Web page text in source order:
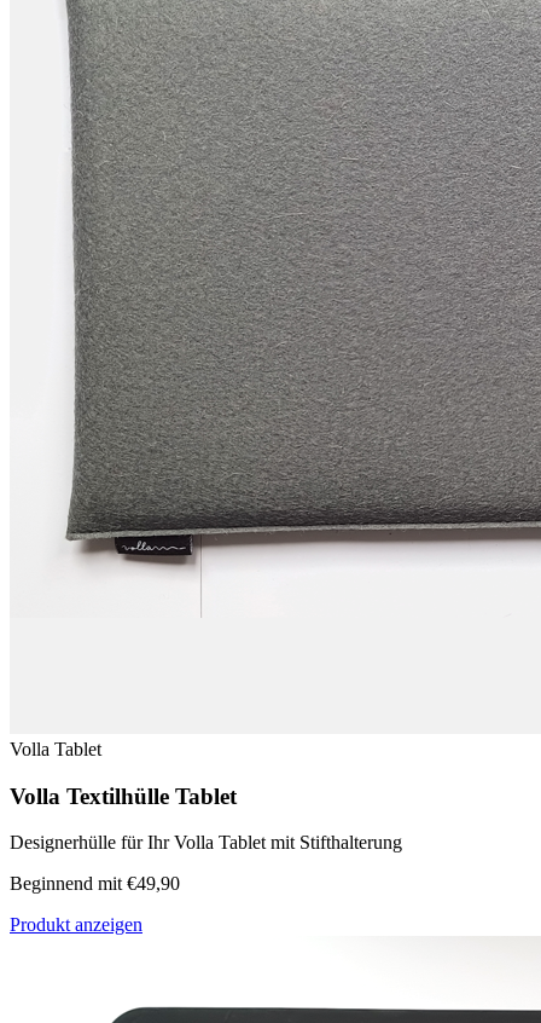
Volla Tablet
Volla Textilhülle Tablet
Designerhülle für Ihr Volla Tablet mit Stifthalterung
Beginnend mit €49,90
Produkt anzeigen